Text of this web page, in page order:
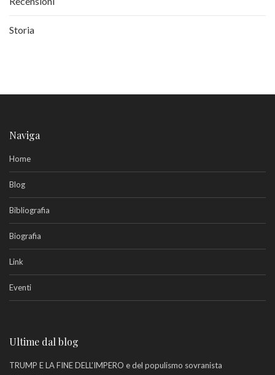
Storia
Naviga
Home
Blog
Bibliografia
Biografia
Link
Eventi
Ultime dal blog
TRUMP E LA FINE DELL’IMPERO e del populismo sovranista